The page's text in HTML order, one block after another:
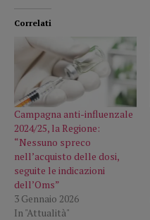
Correlati
Campagna anti-influenzale
2024/25, la Regione:
“Nessuno spreco
nell’acquisto delle dosi,
seguite le indicazioni
dell’Oms”
3 Gennaio 2026
In "Attualità"